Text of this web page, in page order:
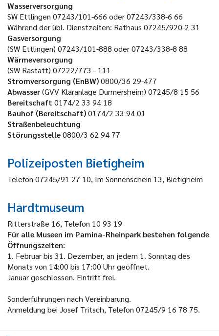
Wasserversorgung
SW Ettlingen 07243/101-666 oder 07243/338-6 66
Während der übl. Dienstzeiten: Rathaus 07245/920-2 31
Gasversorgung
(SW Ettlingen) 07243/101-888 oder 07243/338-8 88
Wärmeversorgung
(SW Rastatt) 07222/773 - 111
Stromversorgung (EnBW)0800/36 29-477
Abwasser(GVV Kläranlage Durmersheim) 07245/8 15 56
Bereitschaft 0174/2 33 94 18
Bauhof (Bereitschaft)0174/2 33 94 01
Straßenbeleuchtung
Störungsstelle0800/3 62 94 77
Polizeiposten Bietigheim
Telefon 07245/91 27 10, Im Sonnenschein 13, Bietigheim
Hardtmuseum
Ritterstraße 16, Telefon 10 93 19
Für alle Museen im Pamina-Rheinpark bestehen folgende
Öffnungszeiten:
1. Februar bis 31. Dezember, an jedem 1. Sonntag des
Monats von 14:00 bis 17:00 Uhr geöffnet.
Januar geschlossen. Eintritt frei.
Sonderführungen nach Vereinbarung.
Anmeldung bei Josef Tritsch, Telefon 07245/9 16 78 75.